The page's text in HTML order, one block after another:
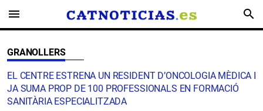
menu search
GRANOLLERS
EL CENTRE ESTRENA UN RESIDENT D’ONCOLOGIA MÈDICA I
JA SUMA PROP DE 100 PROFESSIONALS EN FORMACIÓ
SANITÀRIA ESPECIALITZADA